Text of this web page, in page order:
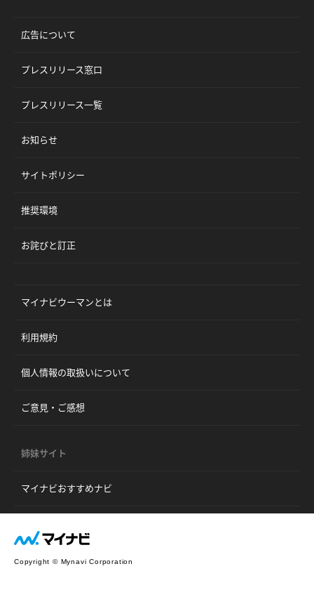
広告について
プレスリリース窓口
プレスリリース一覧
お知らせ
サイトポリシー
推奨環境
お詫びと訂正
マイナビウーマンとは
利用規約
個人情報の取扱いについて
ご意見・ご感想
姉妹サイト
マイナビおすすめナビ
Copyright © Mynavi Corporation